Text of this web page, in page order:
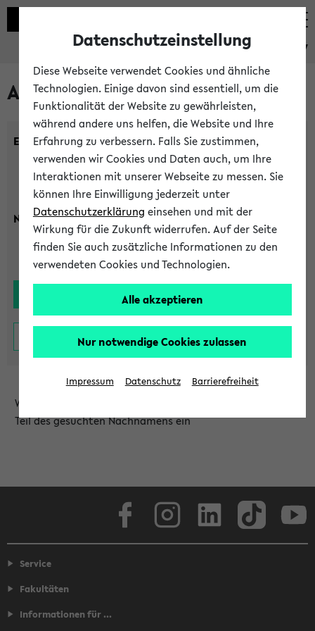
eKVV
Alle Lehrenden
Einrichtung:
Nachname:
Wählen Sie die Einrichtung aus und/oder geben Sie einen
Teil des gesuchten Nachnamens ein
Service
Fakultäten
Informationen für ...
Datenschutzeinstellung
Diese Webseite verwendet Cookies und ähnliche
Technologien. Einige davon sind essentiell, um die
Funktionalität der Website zu gewährleisten,
während andere uns helfen, die Website und Ihre
Erfahrung zu verbessern. Falls Sie zustimmen,
verwenden wir Cookies und Daten auch, um Ihre
Interaktionen mit unserer Webseite zu messen. Sie
können Ihre Einwilligung jederzeit unter
Datenschutzerklärung einsehen und mit der
Wirkung für die Zukunft widerrufen. Auf der Seite
finden Sie auch zusätzliche Informationen zu den
verwendeten Cookies und Technologien.
Alle akzeptieren
Nur notwendige Cookies zulassen
Impressum Datenschutz Barrierefreiheit